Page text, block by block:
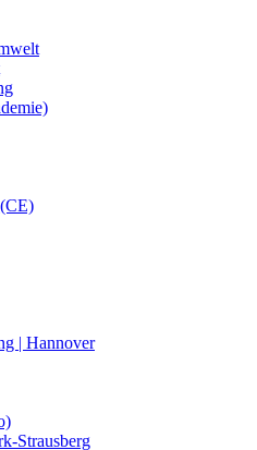
| Hannover
Strausberg